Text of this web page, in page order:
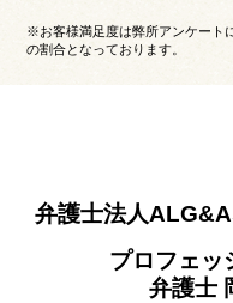
※お客様満足度は弊所アンケート
の割合となっております。
弁護士法人
プロフェッ
弁護士